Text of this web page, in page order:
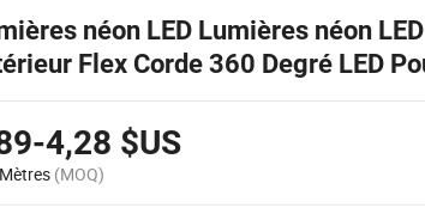
néon LED Lumières néon
Flex Corde 360 Degré LED
Violet Lumières néon de
4,28 $US
(MOQ)